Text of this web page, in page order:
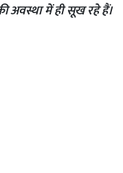
अवस्था में ही सूख रहे हैं।